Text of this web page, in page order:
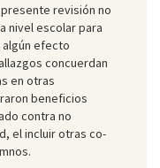
presente revisión no
nivel escolar para
efecto
concuerdan
en otras
beneficios
contra no
el incluir otras co-